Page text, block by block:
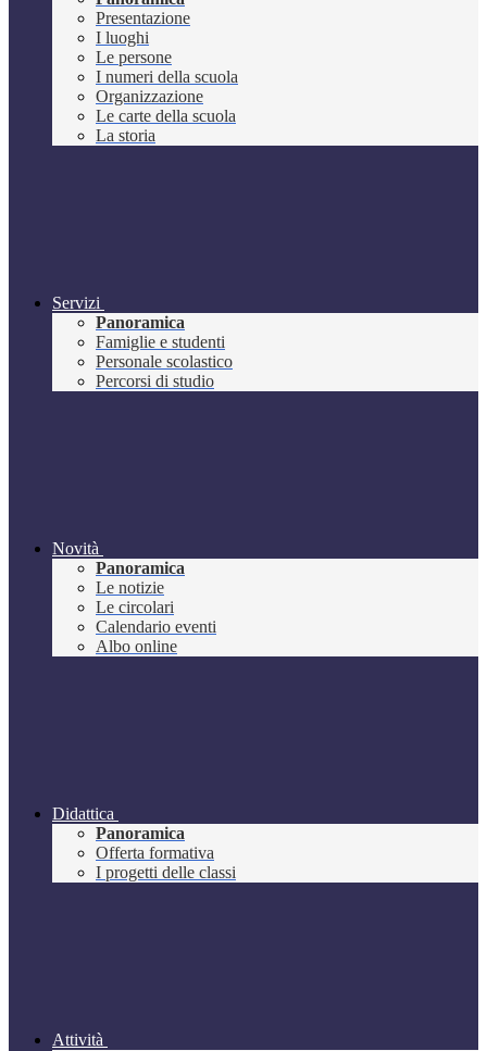
Presentazione
I luoghi
Le persone
I numeri della scuola
Organizzazione
Le carte della scuola
La storia
Servizi
Panoramica
Famiglie e studenti
Personale scolastico
Percorsi di studio
Novità
Panoramica
Le notizie
Le circolari
Calendario eventi
Albo online
Didattica
Panoramica
Offerta formativa
I progetti delle classi
Attività